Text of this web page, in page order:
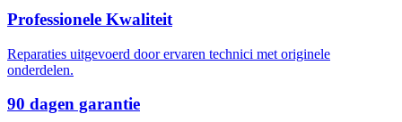
Professionele Kwaliteit
Reparaties uitgevoerd door ervaren technici met originele
onderdelen.
90 dagen garantie